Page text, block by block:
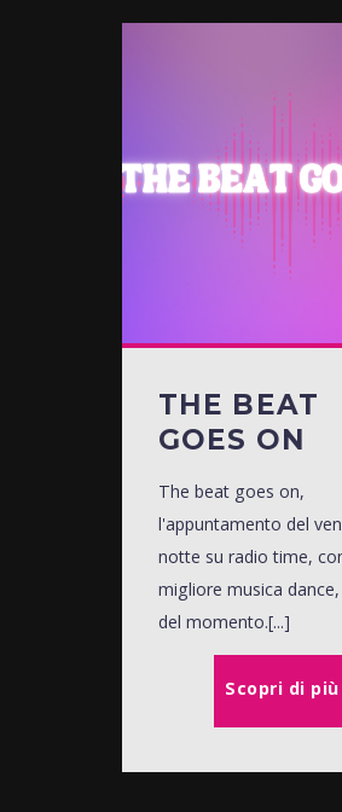
THE BEAT
GOES ON
The beat goes on,
l'appuntamento del
notte su radio time,
migliore musica
del momento.[...]
Scopri di più